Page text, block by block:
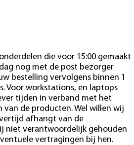
die voor 15:00 gemaakt
nog met de post bezorger
bestelling vervolgens binnen 1
Voor workstations, en laptops
tijden in verband met het
van de producten. Wel willen wij
afhangt van de
niet verantwoordelijk gehouden
vertragingen bij hen.